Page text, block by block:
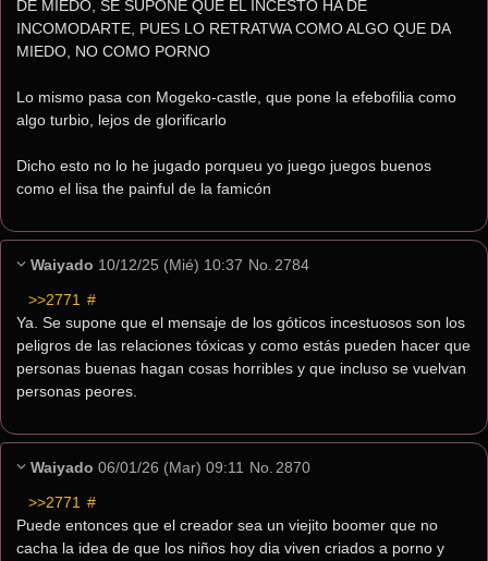
DE MIEDO, SE SUPONE QUE EL INCESTO HA DE
INCOMODARTE, PUES LO RETRATWA COMO ALGO QUE DA
MIEDO, NO COMO PORNO
Lo mismo pasa con Mogeko-castle, que pone la efebofilia como
algo turbio, lejos de glorificarlo
Dicho esto no lo he jugado porqueu yo juego juegos buenos
como el lisa the painful de la famicón
Waiyado 10/12/25 (Mié) 10:37 No. 2784
>>2771 #
Ya. Se supone que el mensaje de los góticos incestuosos son los
peligros de las relaciones tóxicas y como estás pueden hacer que
personas buenas hagan cosas horribles y que incluso se vuelvan
personas peores.
Waiyado 06/01/26 (Mar) 09:11 No. 2870
>>2771 #
Puede entonces que el creador sea un viejito boomer que no
cacha la idea de que los niños hoy dia viven criados a porno y